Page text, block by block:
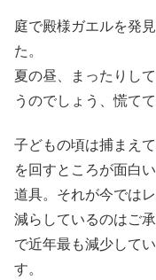
庭で殿様ガエルを発
た。
夏の昼、まったりし
うのでしょう、慌て
子どもの頃は捕まえ
を回すところが面白
道具。それが今では
減らしているのはご
で近年最も減少して
す。